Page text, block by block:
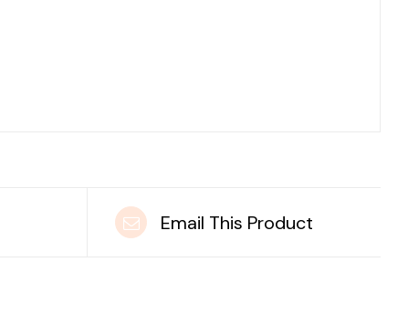
Email This Product